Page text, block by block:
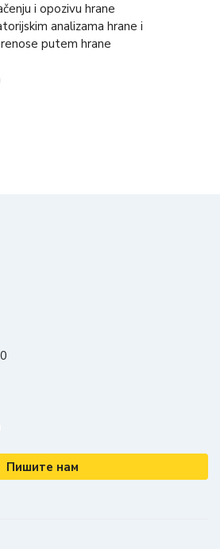
i opozivu hrane
analizama hrane i
putem hrane
Пишите нам